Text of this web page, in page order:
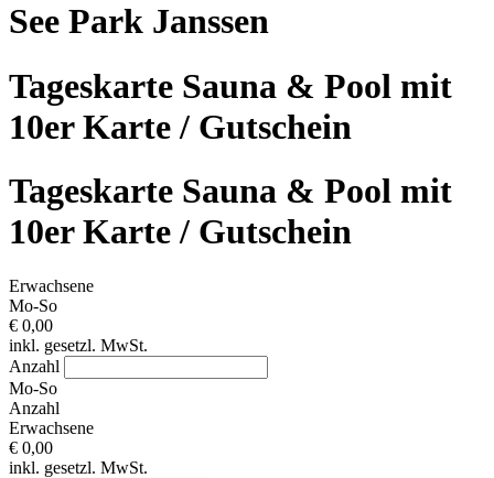
See Park Janssen
Tageskarte Sauna & Pool mit
10er Karte / Gutschein
Tageskarte Sauna & Pool mit
10er Karte / Gutschein
Erwachsene
Mo-So
€ 0,00
inkl. gesetzl. MwSt.
Anzahl
Mo-So
Anzahl
Erwachsene
€ 0,00
inkl. gesetzl. MwSt.